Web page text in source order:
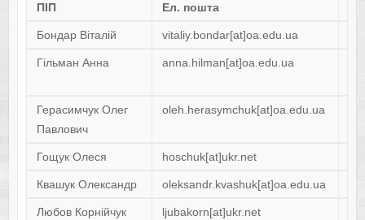
ПІП Ел. пошта
Бондар Віталій vitaliy.bondar[at]oa.edu.ua
Гільман Анна anna.hilman[at]oa.edu.ua
Герасимчук Олег
Павлович
oleh.herasymchuk[at]oa.edu.ua
Гощук Олеся hoschuk[at]ukr.net
Квашук Олександр oleksandr.kvashuk[at]oa.edu.ua
Любов Корнійчук ljubakorn[at]ukr.net